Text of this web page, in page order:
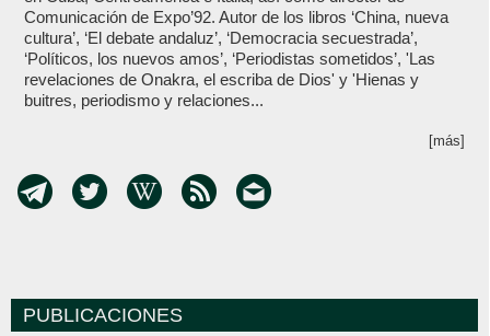
Comunicación de Expo’92. Autor de los libros ‘China, nueva
cultura’, ‘El debate andaluz’, ‘Democracia secuestrada’,
‘Políticos, los nuevos amos’, ‘Periodistas sometidos’, 'Las
revelaciones de Onakra, el escriba de Dios' y 'Hienas y
buitres, periodismo y relaciones...
[más]
PUBLICACIONES